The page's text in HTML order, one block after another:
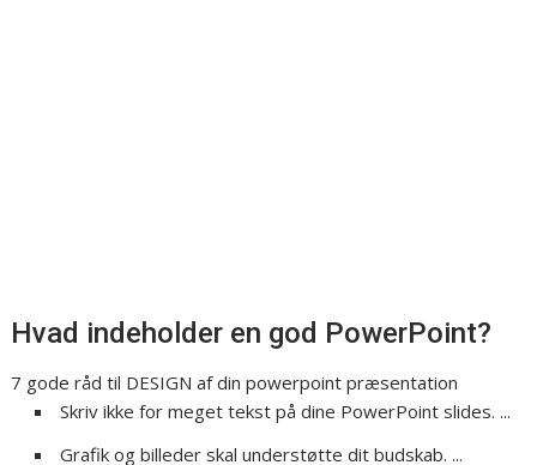
Hvad indeholder en god PowerPoint?
7 gode råd til DESIGN af din powerpoint præsentation
Skriv ikke for meget tekst på dine PowerPoint slides. ...
Grafik og billeder skal understøtte dit budskab. ...